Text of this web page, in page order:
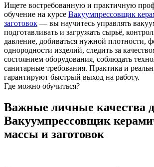
Ищете востребованную и практичную
обучение на курсе Вакуумпрессовщик
заготовок — вы научитесь управлять
подготавливать и загружать сырьё,
давление, добиваться нужной плотности,
однородности изделий, следить за
состоянием оборудования, соблюдать
санитарные требования. Практика и
гарантируют быстрый выход на работу.
Где можно обучиться?
Важные личные качества
Вакуумпрессовщик
массы и заготовок